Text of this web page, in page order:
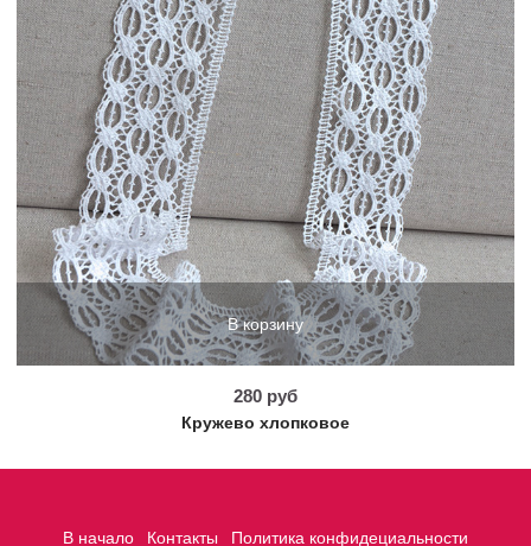
В корзину
280 руб
Кружево хлопковое
В начало Контакты Политика конфидециальности